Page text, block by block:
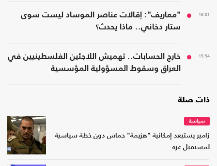
16:01
"معاريف": إقالات عناصر الموساد ليست سوى
ستار دخاني.. ماذا يحدث؟
15:54
خارج الحسابات.. تهميش اللاجئين الفلسطينيين في
العراق وسقوط المسؤولية المؤسسية
ذات صلة
سياسة
زامير يستبعد إمكانية "هزيمة" حماس دون خطة سياسية
لمستقبل غزة